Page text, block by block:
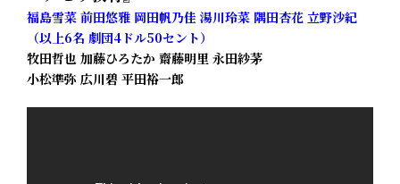
福島雪菜 前田悠雅 岡田帆乃佳 湯川玲菜 隅田杏花 立野沙紀
（以上6名 劇団4ドル50セント）
牧田哲也 加藤ひろたか 齋藤明里 永田紗茅
小松準弥 広川碧 平田裕一郎